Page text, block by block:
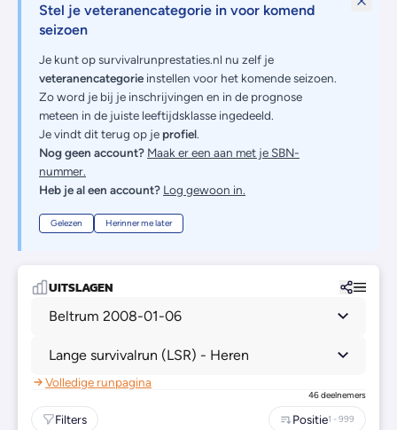
Stel je veteranencategorie in voor komend
seizoen
Je kunt op survivalrunprestaties.nl nu zelf je
veteranencategorie instellen voor het komende seizoen.
Zo word je bij je inschrijvingen en in de prognose
meteen in de juiste leeftijdsklasse ingedeeld.
Je vindt dit terug op je profiel.
Nog geen account? Maak er een aan met je SBN-
nummer.
Heb je al een account? Log gewoon in.
Gelezen Herinner me later
UITSLAGEN
Beltrum 2008-01-06
Lange survivalrun (LSR) - Heren
Volledige runpagina
46 deelnemers
Filters Positie1 - 999